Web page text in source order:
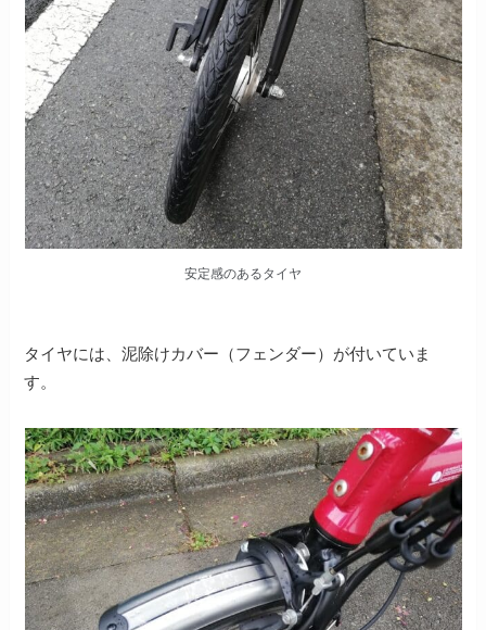
安定感のあるタイヤ
タイヤには、泥除けカバー（フェンダー）が付いていま
す。